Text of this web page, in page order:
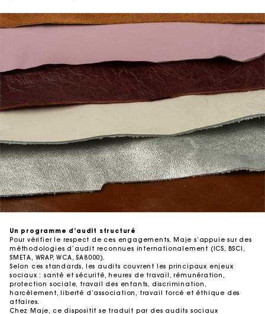
Un programme d’audit structuré
Pour vérifier le respect de ces engagements, Maje s’appuie sur des
méthodologies d’audit reconnues internationalement (ICS, BSCI,
SMETA, WRAP, WCA, SA8000).
Selon ces standards, les audits couvrent les principaux enjeux
sociaux : santé et sécurité, heures de travail, rémunération,
protection sociale, travail des enfants, discrimination,
harcèlement, liberté d’association, travail forcé et éthique des
affaires.
Chez Maje, ce dispositif se traduit par des audits sociaux